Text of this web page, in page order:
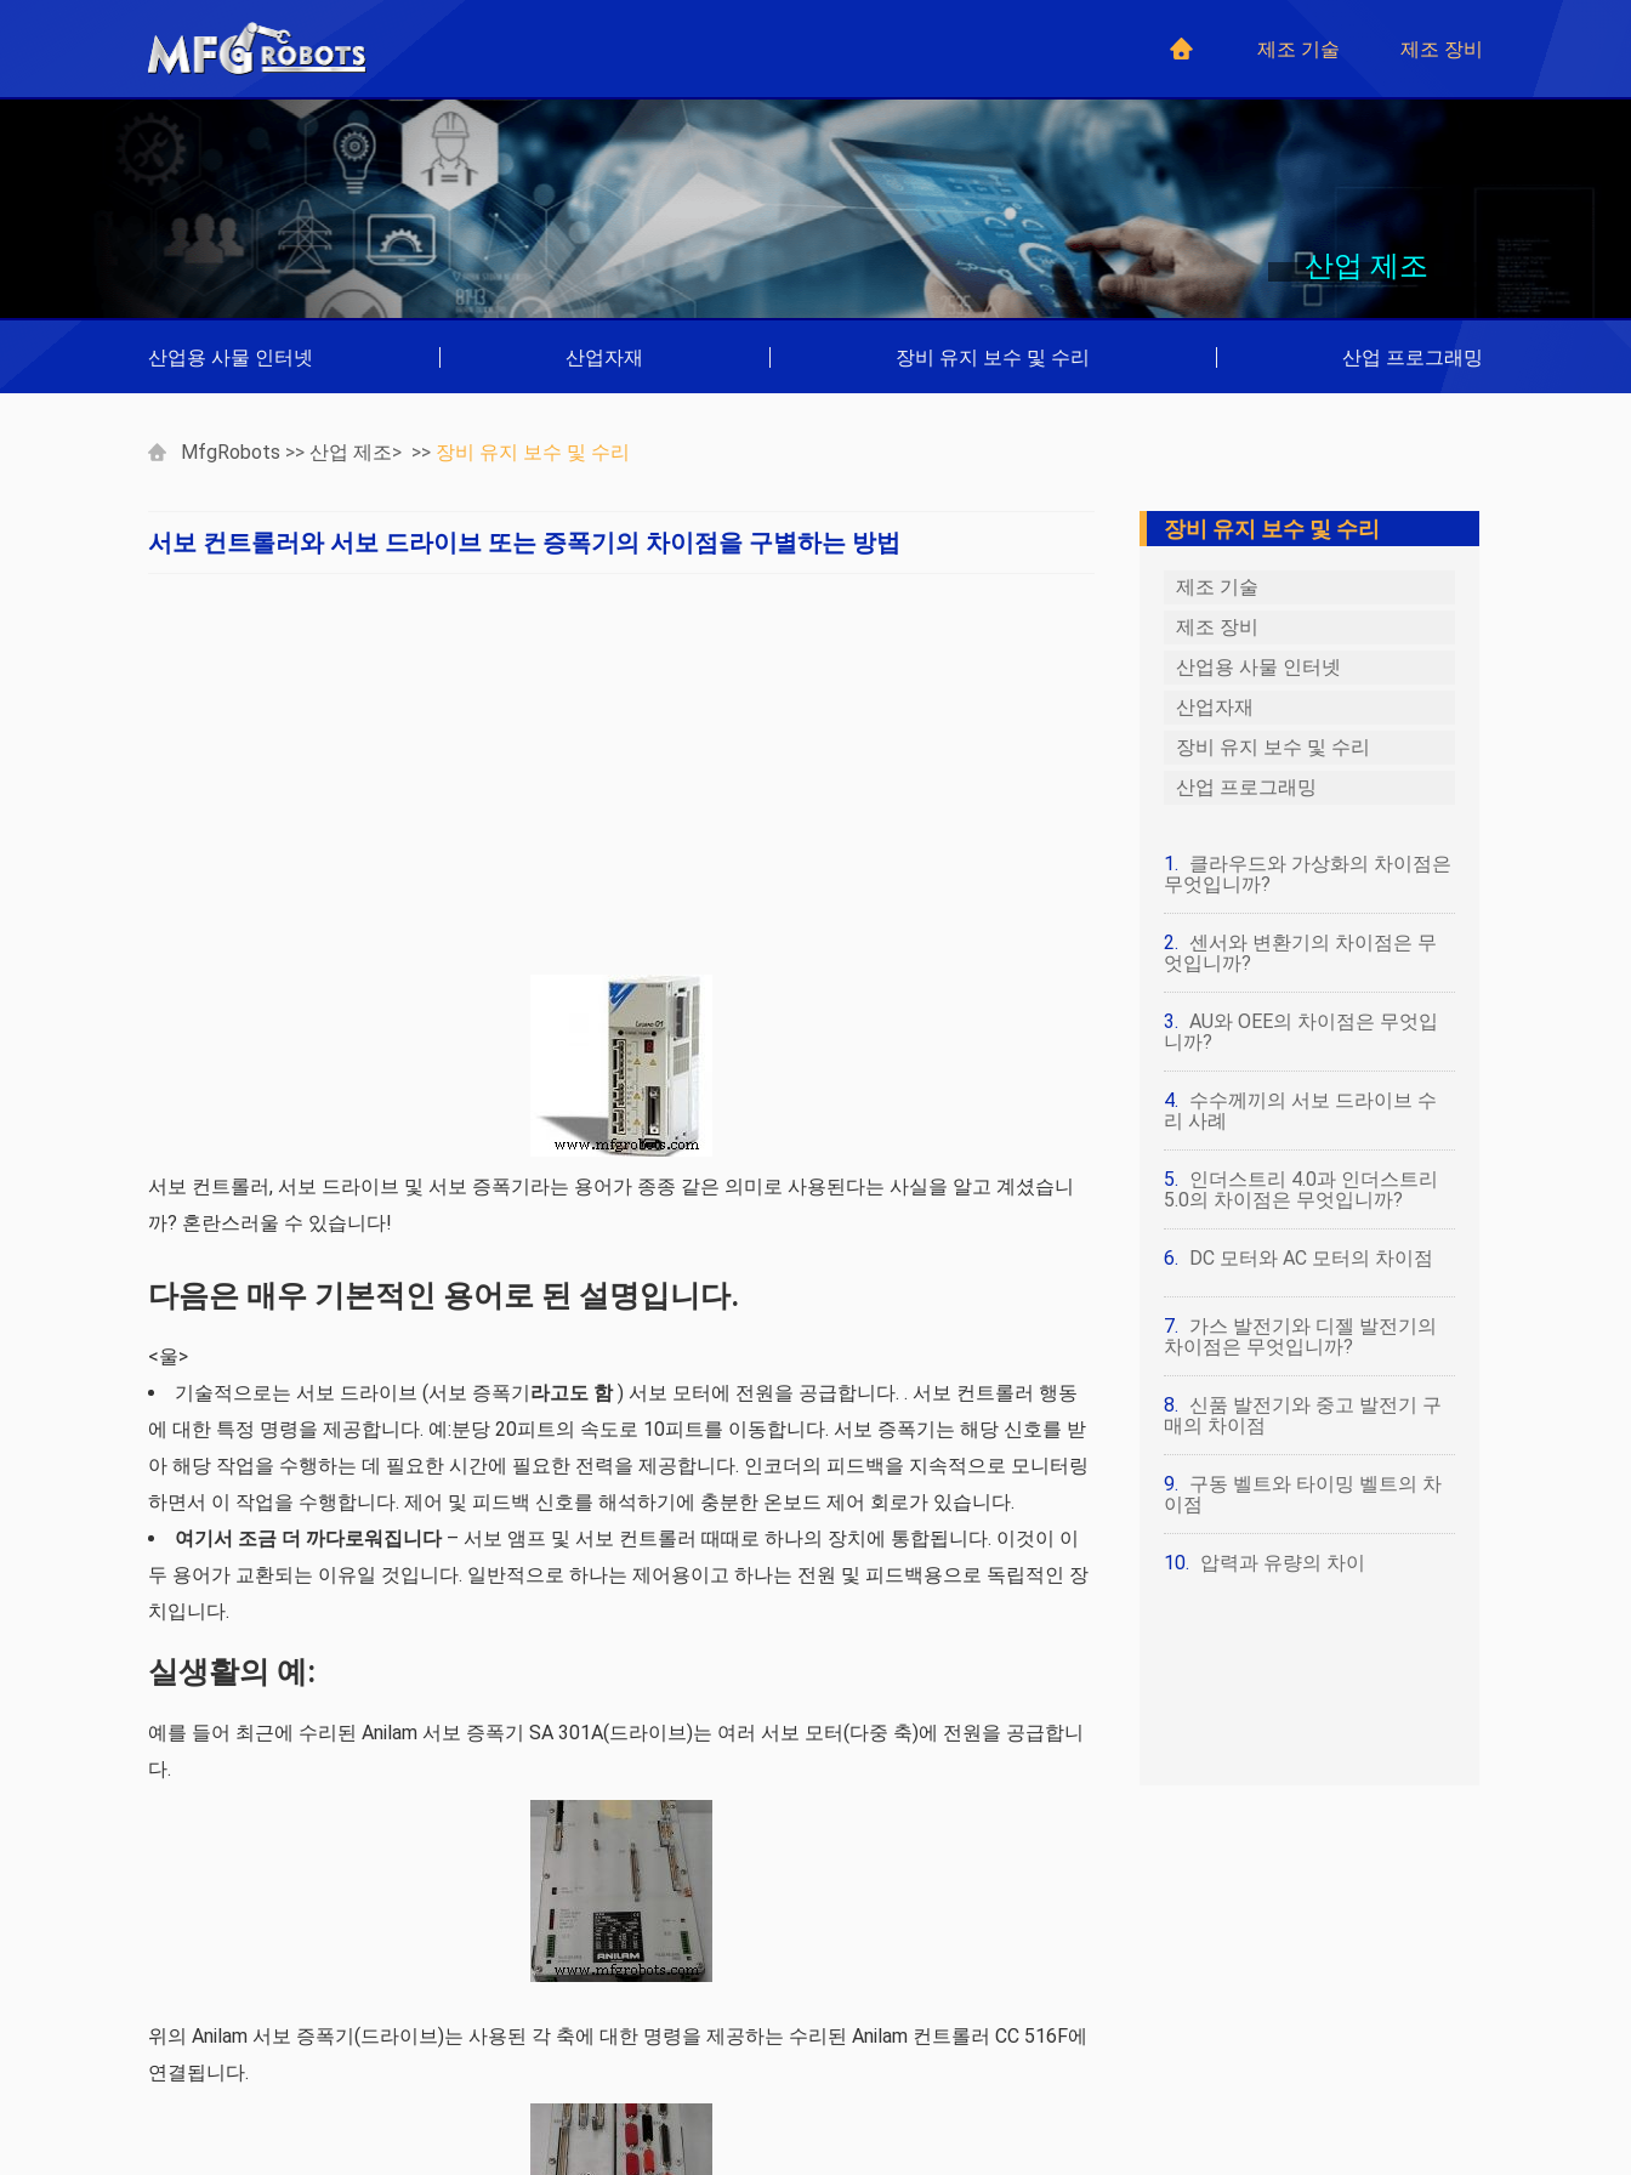
제조 기술 제조 장비
산업 제조
산업용 사물 인터넷 산업자재 장비 유지 보수 및 수리 산업 프로그래밍
MfgRobots >> 산업 제조> >> 장비 유지 보수 및 수리
서보 컨트롤러와 서보 드라이브 또는 증폭기의 차이점을 구별하는 방법
서보 컨트롤러, 서보 드라이브 및 서보 증폭기라는 용어가 종종 같은 의미로 사용된다는 사실을 알고 계셨습니
까? 혼란스러울 수 있습니다!
다음은 매우 기본적인 용어로 된 설명입니다.
<울>
기술적으로는 서보 드라이브 (서보 증폭기라고도 함) 서보 모터에 전원을 공급합니다. . 서보 컨트롤러 행동
에 대한 특정 명령을 제공합니다. 예:분당 20피트의 속도로 10피트를 이동합니다. 서보 증폭기는 해당 신호를 받
아 해당 작업을 수행하는 데 필요한 시간에 필요한 전력을 제공합니다. 인코더의 피드백을 지속적으로 모니터링
하면서 이 작업을 수행합니다. 제어 및 피드백 신호를 해석하기에 충분한 온보드 제어 회로가 있습니다.
여기서 조금 더 까다로워집니다– 서보 앰프 및 서보 컨트롤러 때때로 하나의 장치에 통합됩니다. 이것이 이
두 용어가 교환되는 이유일 것입니다. 일반적으로 하나는 제어용이고 하나는 전원 및 피드백용으로 독립적인 장
치입니다.
실생활의 예:
예를 들어 최근에 수리된 Anilam 서보 증폭기 SA 301A(드라이브)는 여러 서보 모터(다중 축)에 전원을 공급합니
다.
위의 Anilam 서보 증폭기(드라이브)는 사용된 각 축에 대한 명령을 제공하는 수리된 Anilam 컨트롤러 CC 516F에
연결됩니다.
장비 유지 보수 및 수리
제조 기술
제조 장비
산업용 사물 인터넷
산업자재
장비 유지 보수 및 수리
산업 프로그래밍
클라우드와 가상화의 차이점은
무엇입니까?
센서와 변환기의 차이점은 무
엇입니까?
AU와 OEE의 차이점은 무엇입
니까?
수수께끼의 서보 드라이브 수
리 사례
인더스트리 4.0과 인더스트리
5.0의 차이점은 무엇입니까?
DC 모터와 AC 모터의 차이점
가스 발전기와 디젤 발전기의
차이점은 무엇입니까?
신품 발전기와 중고 발전기 구
매의 차이점
구동 벨트와 타이밍 벨트의 차
이점
압력과 유량의 차이